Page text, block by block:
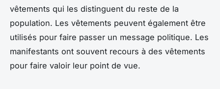
vêtements qui les distinguent du reste de la
population. Les vêtements peuvent également être
utilisés pour faire passer un message politique. Les
manifestants ont souvent recours à des vêtements
pour faire valoir leur point de vue.